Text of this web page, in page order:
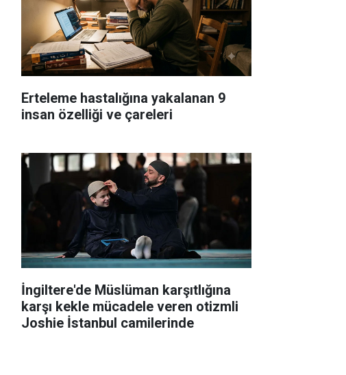
Erteleme hastalığına yakalanan 9
insan özelliği ve çareleri
İngiltere'de Müslüman karşıtlığına
karşı kekle mücadele veren otizmli
Joshie İstanbul camilerinde